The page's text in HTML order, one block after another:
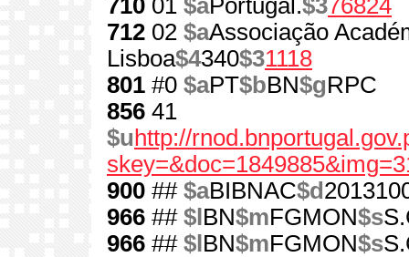
710 01 $aPortugal.$376824
712 02 $aAssociação
Lisboa$4340$31118
801 #0 $aPT$bBN$gRPC
856 41
$u http://
900 ## $aBIBNAC$d
966 ## $l BN$mFGMON$s
966 ## $l BN$mFGMON$s